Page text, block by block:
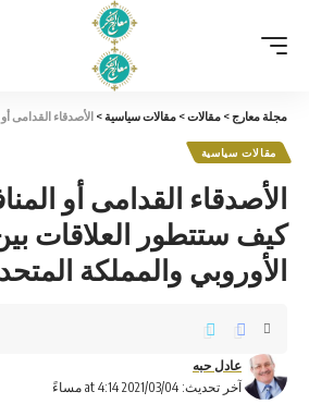
مجلة معارج> مقالات> مقالات سياسية> الأصدقاء القدامى
مقالات سياسية
الأصدقاء القدامى أو
كيف ستتطور العلاقات بين
الأوروبي والمملكة
آخر تحديث: 2021/03/04 at 4:14 مساءً
عادل حبه